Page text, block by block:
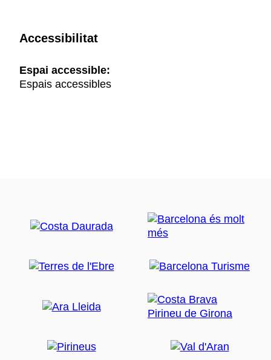
Accessibilitat
Espai accessible:
Espais accessibles